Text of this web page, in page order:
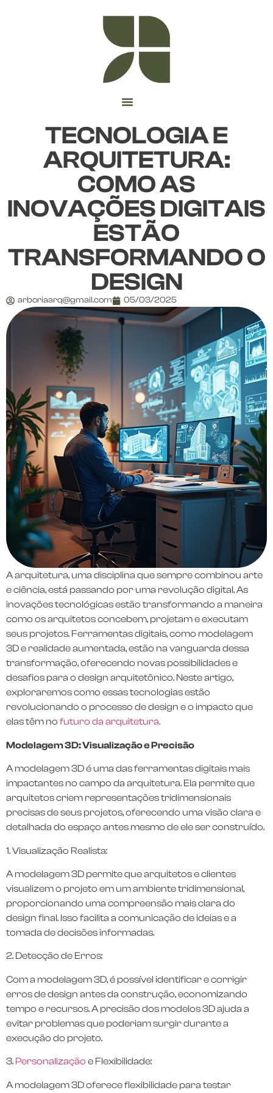
TECNOLOGIA E
ARQUITETURA:
COMO AS
INOVAÇÕES DIGITAIS
ESTÃO
TRANSFORMANDO O
DESIGN
arboriaarq@gmail.com 05/03/2025
A arquitetura, uma disciplina que sempre combinou arte
e ciência, está passando por uma revolução digital. As
inovações tecnológicas estão transformando a maneira
como os arquitetos concebem, projetam e executam
seus projetos. Ferramentas digitais, como modelagem
3D e realidade aumentada, estão na vanguarda dessa
transformação, oferecendo novas possibilidades e
desafios para o design arquitetônico. Neste artigo,
exploraremos como essas tecnologias estão
revolucionando o processo de design e o impacto que
elas têm no futuro da arquitetura.
Modelagem 3D: Visualização e Precisão
A modelagem 3D é uma das ferramentas digitais mais
impactantes no campo da arquitetura. Ela permite que
arquitetos criem representações tridimensionais
precisas de seus projetos, oferecendo uma visão clara e
detalhada do espaço antes mesmo de ele ser construído.
1. Visualização Realista:
A modelagem 3D permite que arquitetos e clientes
visualizem o projeto em um ambiente tridimensional,
proporcionando uma compreensão mais clara do
design final. Isso facilita a comunicação de ideias e a
tomada de decisões informadas.
2. Detecção de Erros:
Com a modelagem 3D, é possível identificar e corrigir
erros de design antes da construção, economizando
tempo e recursos. A precisão dos modelos 3D ajuda a
evitar problemas que poderiam surgir durante a
execução do projeto.
3. Personalização e Flexibilidade:
A modelagem 3D oferece flexibilidade para testar